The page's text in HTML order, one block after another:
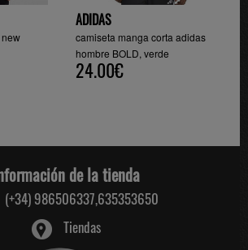
ADIDAS
camiseta manga corta adidas
hombre BOLD, verde
24.00€
de la tienda
(+34) 986506337,635353650
Tiendas